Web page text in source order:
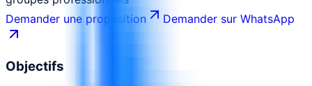
Demander une proposition
Demander sur WhatsApp
Objectifs